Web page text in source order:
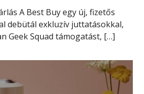
A Best Buy egy új, fizetős
debütál exkluzív juttatásokkal,
Geek Squad támogatást, […]